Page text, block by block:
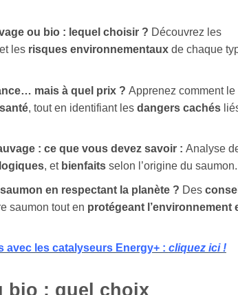
ou bio : lequel choisir ? Découvrez les
les risques environnementauxde chaque
mais à quel prix ? Apprenez comment le
, tout en identifiant les dangers cachés
: ce que vous devez savoir : Analyse
, et bienfaitsselon l’origine du saumon.
en respectant la planète ? Des
saumon tout en protégeant l’environnement
avec les catalyseurs Energy+ : cliquez ici !
bio : quel choix